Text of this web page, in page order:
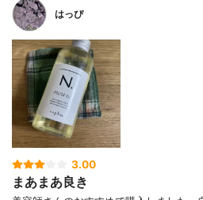
はっぴ
3.00
まあまあ良き